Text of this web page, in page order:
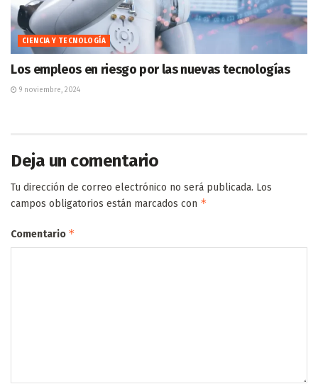
CIENCIA Y TECNOLOGÍA
Los empleos en riesgo por las nuevas tecnologías
9 noviembre, 2024
Deja un comentario
Tu dirección de correo electrónico no será publicada. Los
campos obligatorios están marcados con *
Comentario *